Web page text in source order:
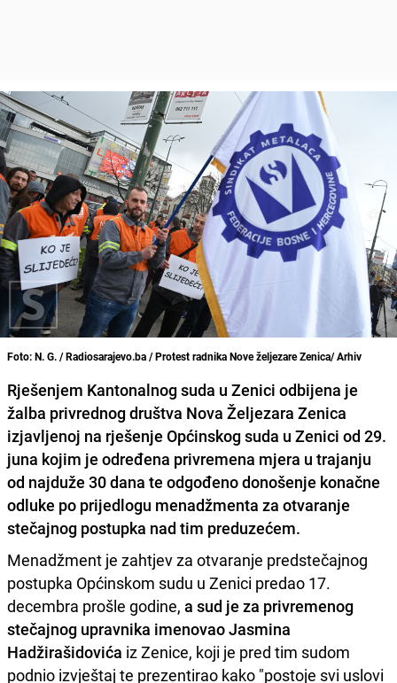
Foto: N. G. / Radiosarajevo.ba / Protest radnika Nove željezare Zenica/ Arhiv
Rješenjem Kantonalnog suda u Zenici odbijena je
žalba privrednog društva Nova Željezara Zenica
izjavljenoj na rješenje Općinskog suda u Zenici od 29.
juna kojim je određena privremena mjera u trajanju
od najduže 30 dana te odgođeno donošenje konačne
odluke po prijedlogu menadžmenta za otvaranje
stečajnog postupka nad tim preduzećem.
Menadžment je zahtjev za otvaranje predstečajnog
postupka Općinskom sudu u Zenici predao 17.
decembra prošle godine, a sud je za privremenog
stečajnog upravnika imenovao Jasmina
Hadžirašidovića iz Zenice, koji je pred tim sudom
podnio izvještaj te prezentirao kako "postoje svi uslovi